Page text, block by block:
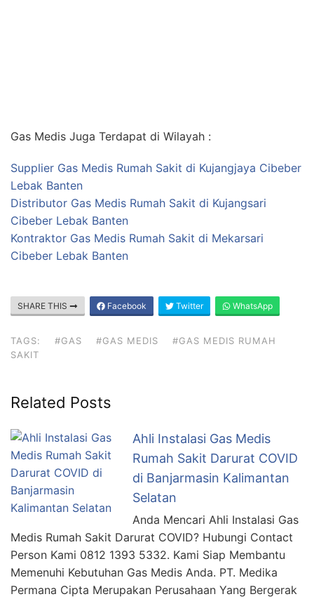
Gas Medis Juga Terdapat di Wilayah :
Supplier Gas Medis Rumah Sakit di Kujangjaya Cibeber
Lebak Banten
Distributor Gas Medis Rumah Sakit di Kujangsari
Cibeber Lebak Banten
Kontraktor Gas Medis Rumah Sakit di Mekarsari
Cibeber Lebak Banten
SHARE THIS Facebook Twitter WhatsApp
TAGS: #GAS #GAS MEDIS
#GAS MEDIS RUMAH
SAKIT
Related Posts
Ahli Instalasi Gas Medis
Rumah Sakit Darurat COVID
di Banjarmasin Kalimantan
Selatan
Anda Mencari Ahli Instalasi Gas
Medis Rumah Sakit Darurat COVID? Hubungi Contact
Person Kami 0812 1393 5332. Kami Siap Membantu
Memenuhi Kebutuhan Gas Medis Anda. PT. Medika
Permana Cipta Merupakan Perusahaan Yang Bergerak